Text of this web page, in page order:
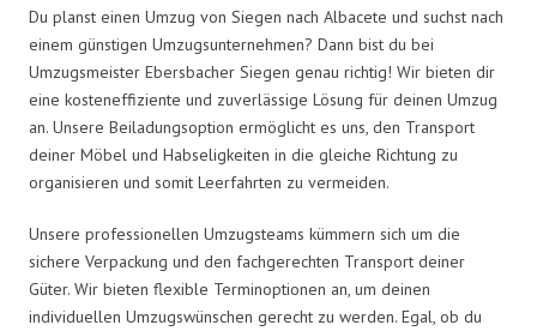
Du planst einen Umzug von Siegen nach Albacete und suchst nach
einem günstigen Umzugsunternehmen? Dann bist du bei
Umzugsmeister Ebersbacher Siegen genau richtig! Wir bieten dir
eine kosteneffiziente und zuverlässige Lösung für deinen Umzug
an. Unsere Beiladungsoption ermöglicht es uns, den Transport
deiner Möbel und Habseligkeiten in die gleiche Richtung zu
organisieren und somit Leerfahrten zu vermeiden.
Unsere professionellen Umzugsteams kümmern sich um die
sichere Verpackung und den fachgerechten Transport deiner
Güter. Wir bieten flexible Terminoptionen an, um deinen
individuellen Umzugswünschen gerecht zu werden. Egal, ob du